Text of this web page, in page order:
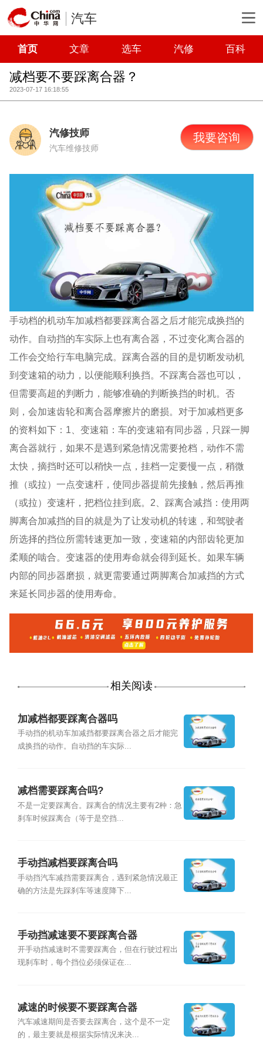
汽车
首页 文章 选车 汽修 百科
减档要不要踩离合器？
2023-07-17 16:18:55
汽修技师
汽车维修技师
我要咨询
手动档的机动车加减档都要踩离合器之后才能完成换挡的
动作。自动挡的车实际上也有离合器，不过变化离合器的
工作会交给行车电脑完成。踩离合器的目的是切断发动机
到变速箱的动力，以便能顺利换挡。不踩离合器也可以，
但需要高超的判断力，能够准确的判断换挡的时机。否
则，会加速齿轮和离合器摩擦片的磨损。对于加减档更多
的资料如下：1、变速箱：车的变速箱有同步器，只踩一脚
离合器就行，如果不是遇到紧急情况需要抢档，动作不需
太快，摘挡时还可以稍快一点，挂档一定要慢一点，稍微
推（或拉）一点变速杆，使同步器提前先接触，然后再推
（或拉）变速杆，把档位挂到底。2、踩离合减挡：使用两
脚离合加减挡的目的就是为了让发动机的转速，和驾驶者
所选择的挡位所需转速更加一致，变速箱的内部齿轮更加
柔顺的啮合。变速器的使用寿命就会得到延长。如果车辆
内部的同步器磨损，就更需要通过两脚离合加减挡的方式
来延长同步器的使用寿命。
相关阅读
加减档都要踩离合器吗
手动挡的机动车加减挡都要踩离合器之后才能完
成换挡的动作。自动挡的车实际...
减档需要踩离合吗?
不是一定要踩离合。踩离合的情况主要有2种：急
刹车时候踩离合（等于是空挡...
手动挡减档要踩离合吗
手动挡汽车减挡需要踩离合，遇到紧急情况最正
确的方法是先踩刹车等速度降下...
手动挡减速要不要踩离合器
开手动挡减速时不需要踩离合，但在行驶过程出
现刹车时，每个挡位必须保证在...
减速的时候要不要踩离合器
汽车减速期间是否要去踩离合，这个是不一定
的，最主要就是根据实际情况来决...